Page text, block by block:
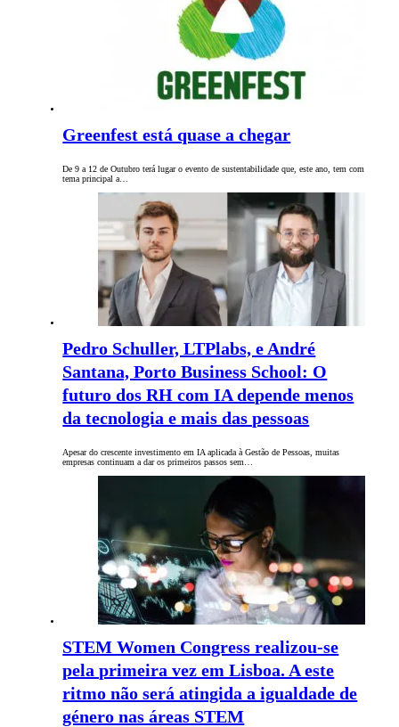
Greenfest está quase a chegar
De 9 a 12 de Outubro terá lugar o evento de sustentabilidade que, este ano, tem com
tema principal a…
Pedro Schuller, LTPlabs, e André
Santana, Porto Business School: O
futuro dos RH com IA depende menos
da tecnologia e mais das pessoas
Apesar do crescente investimento em IA aplicada à Gestão de Pessoas, muitas
empresas continuam a dar os primeiros passos sem…
STEM Women Congress realizou-se
pela primeira vez em Lisboa. A este
ritmo não será atingida a igualdade de
género nas áreas STEM